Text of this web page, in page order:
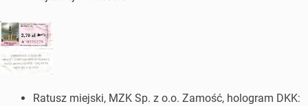
Ratusz miejski, MZK Sp. z o.o. Zamość, hologram DKK: